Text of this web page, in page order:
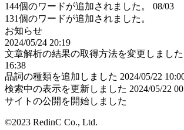
144個のワードが追加されました。
08/03
131個のワードが追加されました。
お知らせ
2024/05/24 20:19
文章解析の結果の取得方法を変更しました
16:38
品詞の種類を追加しました 2024/05/22
検索中の表示を更新しました 2024/05/22
サイトの公開を開始しました
©2023 RedinC Co., Ltd.